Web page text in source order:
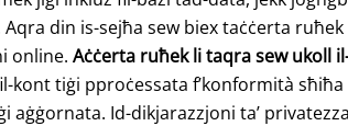
din is-sejħa sew biex taċċerta
online. Aċċerta ruħek li taqra sew ukoll
kont tiġi pproċessata f’konformità
aġġornata. Id-dikjarazzjoni ta’